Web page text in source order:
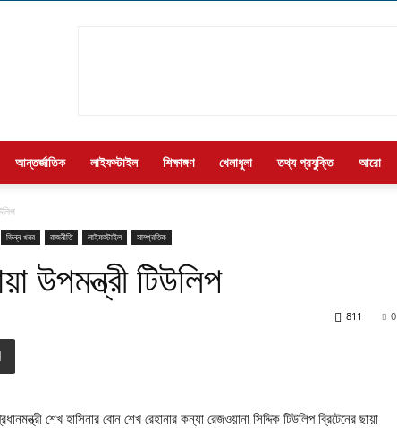
আন্তর্জাতিক লাইফস্টাইল শিক্ষাঙ্গণ খেলাধুলা তথ্য প্রযুক্তি আরো
ভিন্ন খবর রাজনীতি লাইফস্টাইল সাম্প্রতিক
উপমন্ত্রী টিউলিপ
0
811
শেখ হাসিনার বোন শেখ রেহানার কন্যা রেজওয়ানা সিদ্দিক টিউলিপ ব্রিটেনের ছায়া